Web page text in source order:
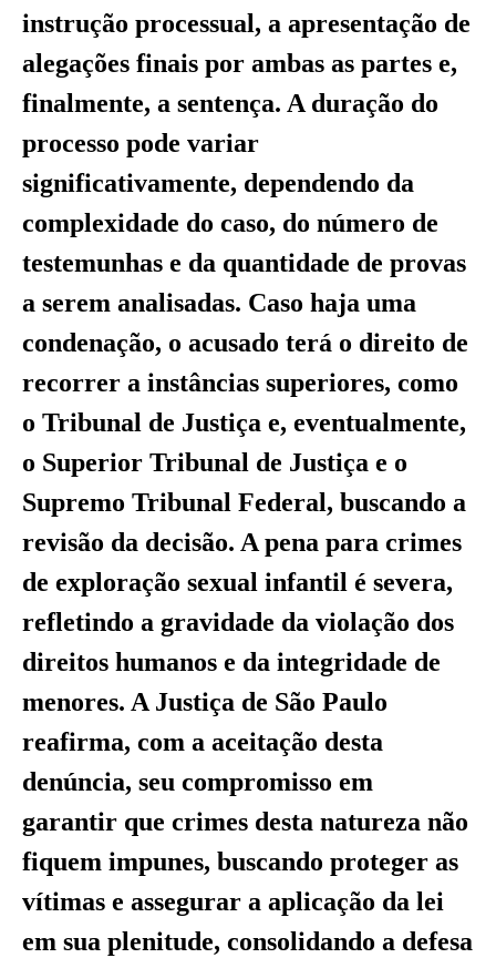
instrução processual, a apresentação de
alegações finais por ambas as partes e,
finalmente, a sentença. A duração do
processo pode variar
significativamente, dependendo da
complexidade do caso, do número de
testemunhas e da quantidade de provas
a serem analisadas. Caso haja uma
condenação, o acusado terá o direito de
recorrer a instâncias superiores, como
o Tribunal de Justiça e, eventualmente,
o Superior Tribunal de Justiça e o
Supremo Tribunal Federal, buscando a
revisão da decisão. A pena para crimes
de exploração sexual infantil é severa,
refletindo a gravidade da violação dos
direitos humanos e da integridade de
menores. A Justiça de São Paulo
reafirma, com a aceitação desta
denúncia, seu compromisso em
garantir que crimes desta natureza não
fiquem impunes, buscando proteger as
vítimas e assegurar a aplicação da lei
em sua plenitude, consolidando a defesa